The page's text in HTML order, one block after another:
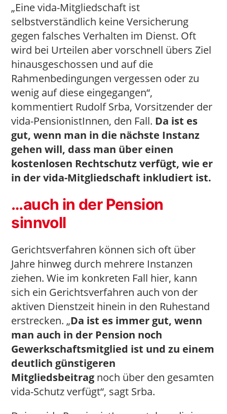
„Eine vida-Mitgliedschaft ist
selbstverständlich keine Versicherung
gegen falsches Verhalten im Dienst. Oft
wird bei Urteilen aber vorschnell übers Ziel
hinausgeschossen und auf die
Rahmenbedingungen vergessen oder zu
wenig auf diese eingegangen“,
kommentiert Rudolf Srba, Vorsitzender der
vida-PensionistInnen, den Fall. Da ist es
gut, wenn man in die nächste Instanz
gehen will, dass man über einen
kostenlosen Rechtschutz verfügt, wie er
in der vida-Mitgliedschaft inkludiert ist.
…auch in der Pension
sinnvoll
Gerichtsverfahren können sich oft über
Jahre hinweg durch mehrere Instanzen
ziehen. Wie im konkreten Fall hier, kann
sich ein Gerichtsverfahren auch von der
aktiven Dienstzeit hinein in den Ruhestand
erstrecken. „Da ist es immer gut, wenn
man auch in der Pension noch
Gewerkschaftsmitglied ist und zu einem
deutlich günstigeren
Mitgliedsbeitrag noch über den gesamten
vida-Schutz verfügt“, sagt Srba.